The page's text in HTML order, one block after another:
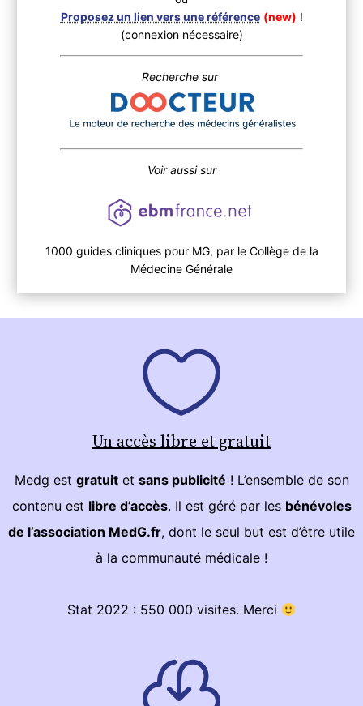
Proposez un lien vers une référence (new) !
(connexion nécessaire)
Recherche sur
Voir aussi sur
1000 guides cliniques pour MG, par le Collège de la
Médecine Générale
Un accès libre et gratuit
Medg est gratuitet sans publicité ! L’ensemble de son
contenu est libre d’accès. Il est géré par les bénévoles
de l’association MedG.fr, dont le seul but est d’être utile
à la communauté médicale !
Stat 2022 : 550 000 visites. Merci